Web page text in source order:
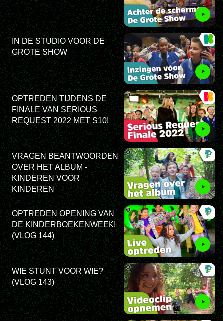
IN DE STUDIO VOOR DE
GROTE SHOW
OPTREDEN TIJDENS DE
FINALE VAN SERIOUS
REQUEST 2022 MET S10!
VRAGEN BEANTWOORDEN
OVER HET ALBUM -
KINDEREN VOOR
KINDEREN
OPTREDEN OPENING VAN
DE KINDERBOEKENWEEK!
(VLOG 144)
WIE STUNT VOOR WIE?
(VLOG 143)